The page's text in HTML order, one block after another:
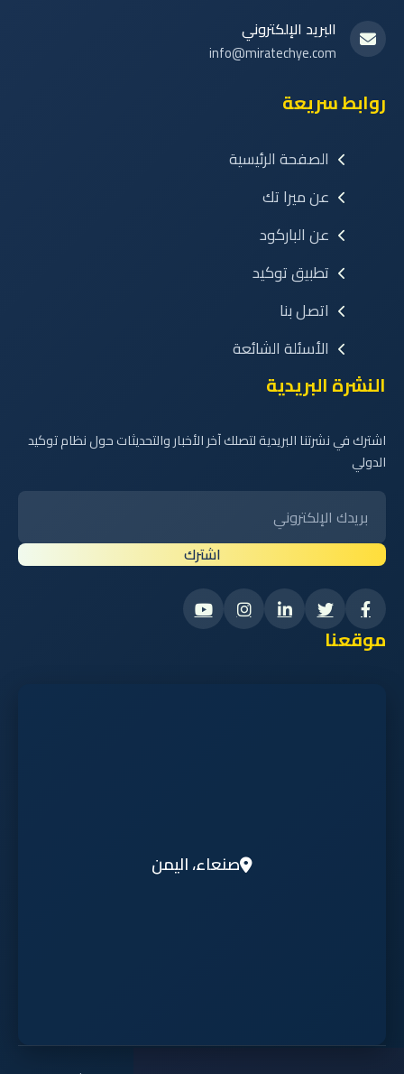
البريد الإلكتروني
info@miratechye.com
روابط سريعة
الصفحة الرئيسية
عن ميرا تك
عن الباركود
تطبيق توكيد
اتصل بنا
الأسئلة الشائعة
النشرة البريدية
اشترك في نشرتنا البريدية لتصلك آخر الأخبار والتحديثات حول نظام توكيد
الدولي
اشترك
موقعنا
صنعاء، اليمن